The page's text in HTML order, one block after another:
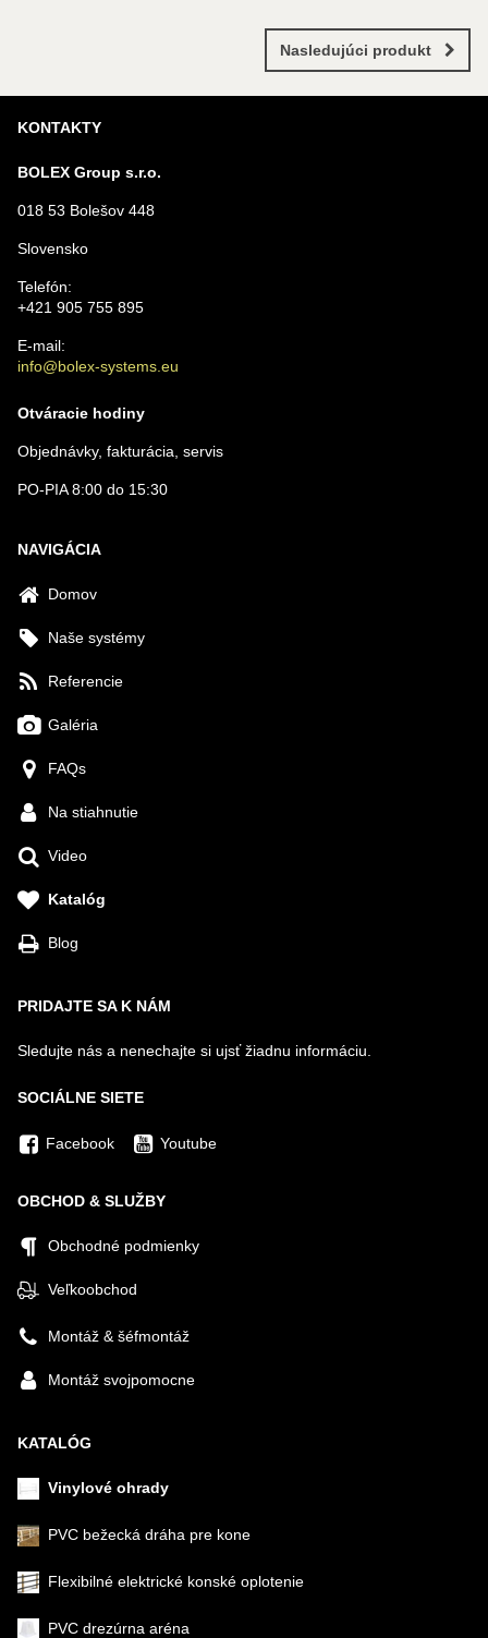
Pridať recenziu
VÁŠ E-MAIL
VAŠA OTÁZKA K PRODUKTU
Nasledujúci produkt
KONTAKTY
BOLEX Group s.r.o.
018 53 Bolešov 448
Slovensko
Telefón:
+421 905 755 895
E-mail:
info@bolex-systems.eu
Otváracie hodiny
Objednávky, fakturácia, servis
PO-PIA 8:00 do 15:30
NAVIGÁCIA
Domov
Naše systémy
Referencie
Galéria
FAQs
Na stiahnutie
Video
Katalóg
Blog
PRIDAJTE SA K NÁM
Sledujte nás a nenechajte si ujsť žiadnu informáciu.
SOCIÁLNE SIETE
Facebook Youtube
OBCHOD & SLUŽBY
Obchodné podmienky
Veľkoobchod
Montáž & šéfmontáž
Montáž svojpomocne
KATALÓG
Vinylové ohrady
PVC bežecká dráha pre kone
Flexibilné elektrické konské oplotenie
PVC drezúrna aréna